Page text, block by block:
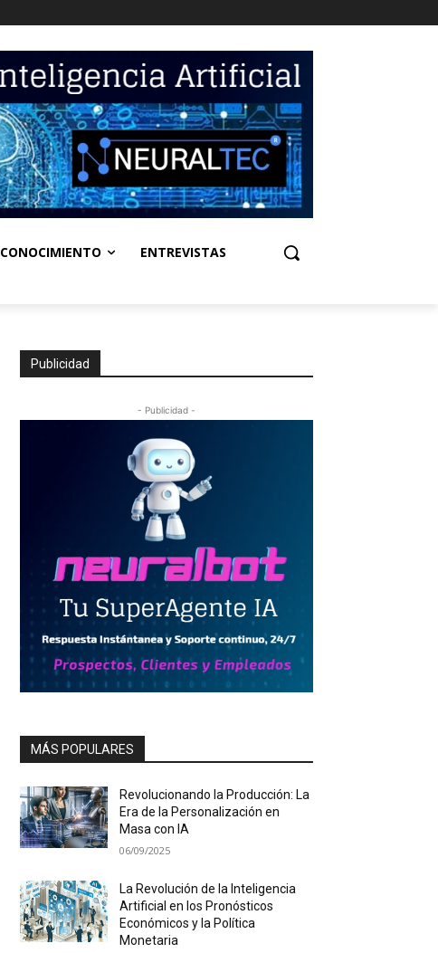
CONOCIMIENTO ENTREVISTAS
Publicidad
- Publicidad -
MÁS POPULARES
Revolucionando la Producción: La
Era de la Personalización en
Masa con IA
06/09/2025
La Revolución de la Inteligencia
Artificial en los Pronósticos
Económicos y la Política
Monetaria